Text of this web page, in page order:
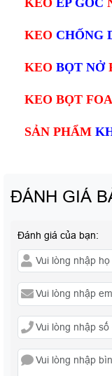
KEO CHỐNG
KEO BỌT NỞ
KEO BỌT
SẢN PHẨM
ĐÁNH GIÁ
Đánh giá của bạn: